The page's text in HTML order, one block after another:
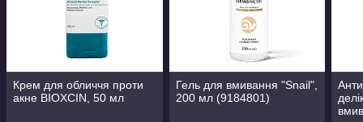
Крем для обличчя проти
акне BIOXCIN, 50 мл
Гель для вмивання "Snail",
200 мл (9184801)